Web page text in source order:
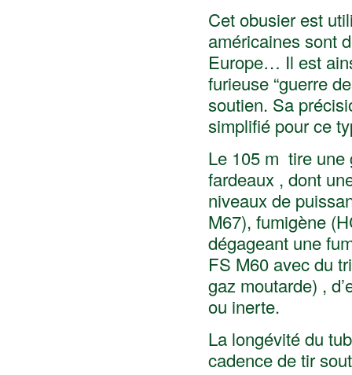
Cet obusier est
américaines sont
Europe… Il est
furieuse “guerre
soutien. Sa
simplifié pour ce
Le 105 m tire une
fardeaux , dont
niveaux de
M67), fumigène
dégageant une
FS M60 avec du
gaz moutarde) ,
ou inerte.
La longévité du
cadence de tir